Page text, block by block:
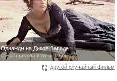
Однажды на Диком Западе
C'era una volta il West, 1968
другой случайный фильм